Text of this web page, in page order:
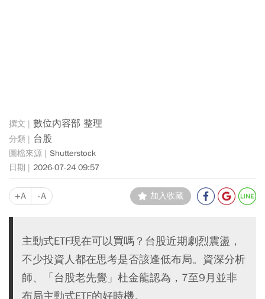
數位內容部 整理
台股
Shutterstock
2026-07-24 09:57
+A -A 加入收藏
主動式ETF現在可以買嗎？台股近期劇烈震盪，
不少投資人都在思考是否該逢低布局。資深分析
師、「台股老先覺」杜金龍認為，7至9月並非
布局主動式ETF的好時機。